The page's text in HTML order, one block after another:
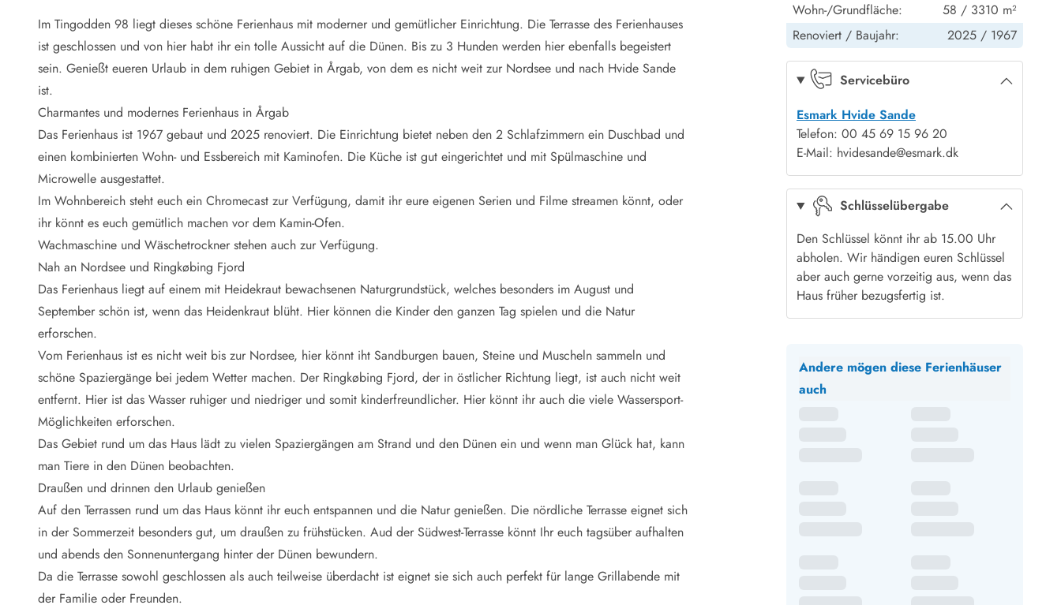
Verleihservice
Reisescheckliste
Endreinigung
Gutschein
Frühbucher
Mietbedingungen
Reiseführer Dänemark
Tipps für Urlaub in Dänemark
Wetter in Dänemark
Saisonzeiten
Badesicherheit im Meer
Naturschutz
Webcam Dänemark
Ferienhauskatalog
Fotowettbewerb
Vorteile bei uns
Reisecurity
Esmark KidsVIP
Esmark VIP - Partnervorteile und Rabatte
Preisgarantie
Keine Kaution
Gästebewertungen
Gratis WLAN
We love people
Esmark VIP Partnervorteile
Esmark KidsVIP
Im Tingodden 98 liegt dieses schöne Ferienhaus mit moderner und gemütlicher Einrichtung. Die Terrasse des Ferienhauses
ist geschlossen und von hier habt ihr ein tolle Aussicht auf die Dünen. Bis zu 3 Hunden werden hier ebenfalls begeistert
sein. Genießt eueren Urlaub in dem ruhigen Gebiet in Årgab, von dem es nicht weit zur Nordsee und nach Hvide Sande
ist.
Charmantes und modernes Ferienhaus in Årgab
Das Ferienhaus ist 1967 gebaut und 2025 renoviert. Die Einrichtung bietet neben den 2 Schlafzimmern ein Duschbad und
einen kombinierten Wohn- und Essbereich mit Kaminofen. Die Küche ist gut eingerichtet und mit Spülmaschine und
Microwelle ausgestattet.
Im Wohnbereich steht euch ein Chromecast zur Verfügung, damit ihr eure eigenen Serien und Filme streamen könnt, oder
ihr könnt es euch gemütlich machen vor dem Kamin-Ofen.
Wachmaschine und Wäschetrockner stehen auch zur Verfügung.
Nah an Nordsee und Ringkøbing Fjord
Das Ferienhaus liegt auf einem mit Heidekraut bewachsenen Naturgrundstück, welches besonders im August und
September schön ist, wenn das Heidenkraut blüht. Hier können die Kinder den ganzen Tag spielen und die Natur
erforschen.
Vom Ferienhaus ist es nicht weit bis zur Nordsee, hier könnt iht Sandburgen bauen, Steine und Muscheln sammeln und
schöne Spaziergänge bei jedem Wetter machen. Der Ringkøbing Fjord, der in östlicher Richtung liegt, ist auch nicht weit
entfernt. Hier ist das Wasser ruhiger und niedriger und somit kinderfreundlicher. Hier könnt ihr auch die viele Wassersport-
Möglichkeiten erforschen.
Das Gebiet rund um das Haus lädt zu vielen Spaziergängen am Strand und den Dünen ein und wenn man Glück hat, kann
man Tiere in den Dünen beobachten.
Draußen und drinnen den Urlaub genießen
Auf den Terrassen rund um das Haus könnt ihr euch entspannen und die Natur genießen. Die nördliche Terrasse eignet sich
in der Sommerzeit besonders gut, um draußen zu frühstücken. Aud der Südwest-Terrasse könnt Ihr euch tagsüber aufhalten
und abends den Sonnenuntergang hinter der Dünen bewundern.
Da die Terrasse sowohl geschlossen als auch teilweise überdacht ist eignet sie sich auch perfekt für lange Grillabende mit
der Familie oder Freunden.
Wohn-/Grundfläche:
58 / 3310 m²
Renoviert / Baujahr: 2025 / 1967
Servicebüro
Esmark Hvide Sande
Telefon: 00 45 69 15 96 20
E-Mail: hvidesande@esmark.dk
Schlüsselübergabe
Den Schlüssel könnt ihr ab 15.00 Uhr
abholen. Wir händigen euren Schlüssel
aber auch gerne vorzeitig aus, wenn das
Haus früher bezugsfertig ist.
Andere mögen diese Ferienhäuser
auch